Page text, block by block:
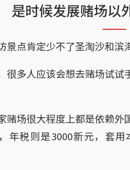
是时候发展赌场以
景点肯定少不了圣淘沙和滨
多人应该会想去赌场试试
赌场很大程度上都是依赖
年税则是3000新元，套